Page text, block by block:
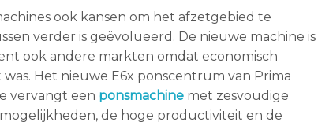
ook kansen om het afzetgebied te
verder is geëvolueerd. De nieuwe machine is
ook andere markten omdat economisch
Het nieuwe E6x ponscentrum van Prima
vervangt een ponsmachinemet zesvoudige
de hoge productiviteit en de